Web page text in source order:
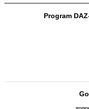
Program